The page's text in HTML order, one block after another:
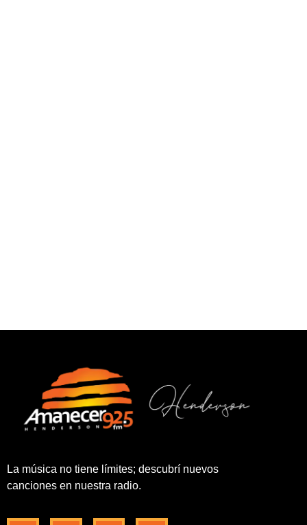
La música no tiene límites; descubrí nuevos
canciones en nuestra radio.